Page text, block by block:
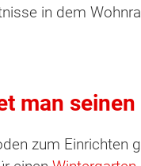
in dem
man
zum